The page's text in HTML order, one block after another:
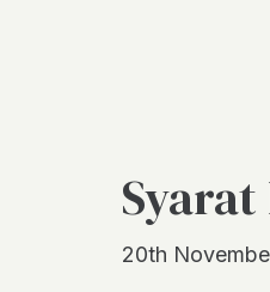
20th